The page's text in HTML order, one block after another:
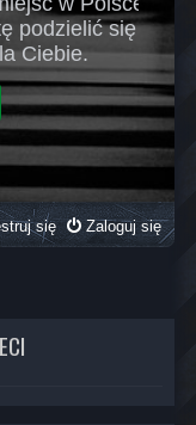
podzielić się
Ciebie.
Zaloguj się
się